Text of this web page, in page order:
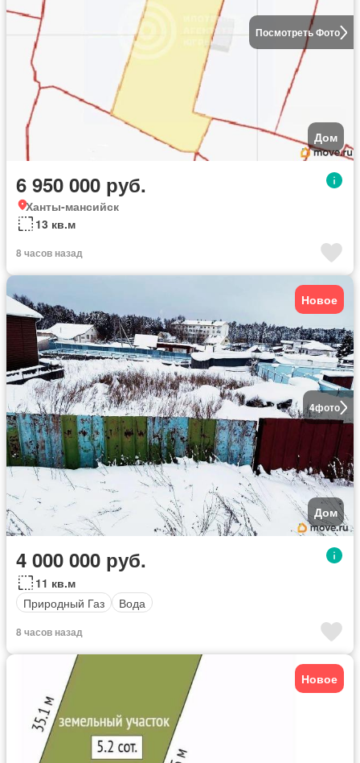
Посмотреть Фото
Дом
6 950 000 руб.
Ханты-мансийск
13 кв.м
8 часов назад
4фото
Новое
Дом
4 000 000 руб.
11 кв.м
Природный Газ
Вода
8 часов назад
Новое